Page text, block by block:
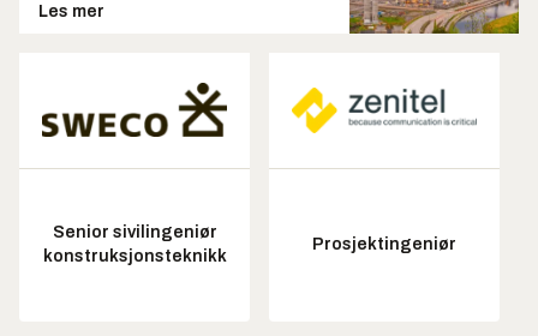
Les mer
Senior sivilingeniør
konstruksjonsteknikk
Prosjektingeniør